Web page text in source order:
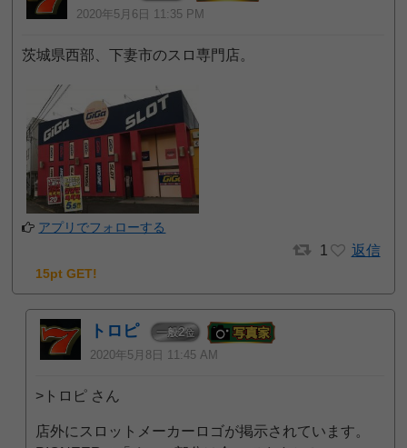
2020年5月6日 11:35 PM
茨城県西部、下妻市のスロ専門店。
アプリでフォローする
1 返信
15pt GET!
トロピ 一般2位
2020年5月8日 11:45 AM
>トロピ さん
店外にスロットメーカーロゴが掲示されています。